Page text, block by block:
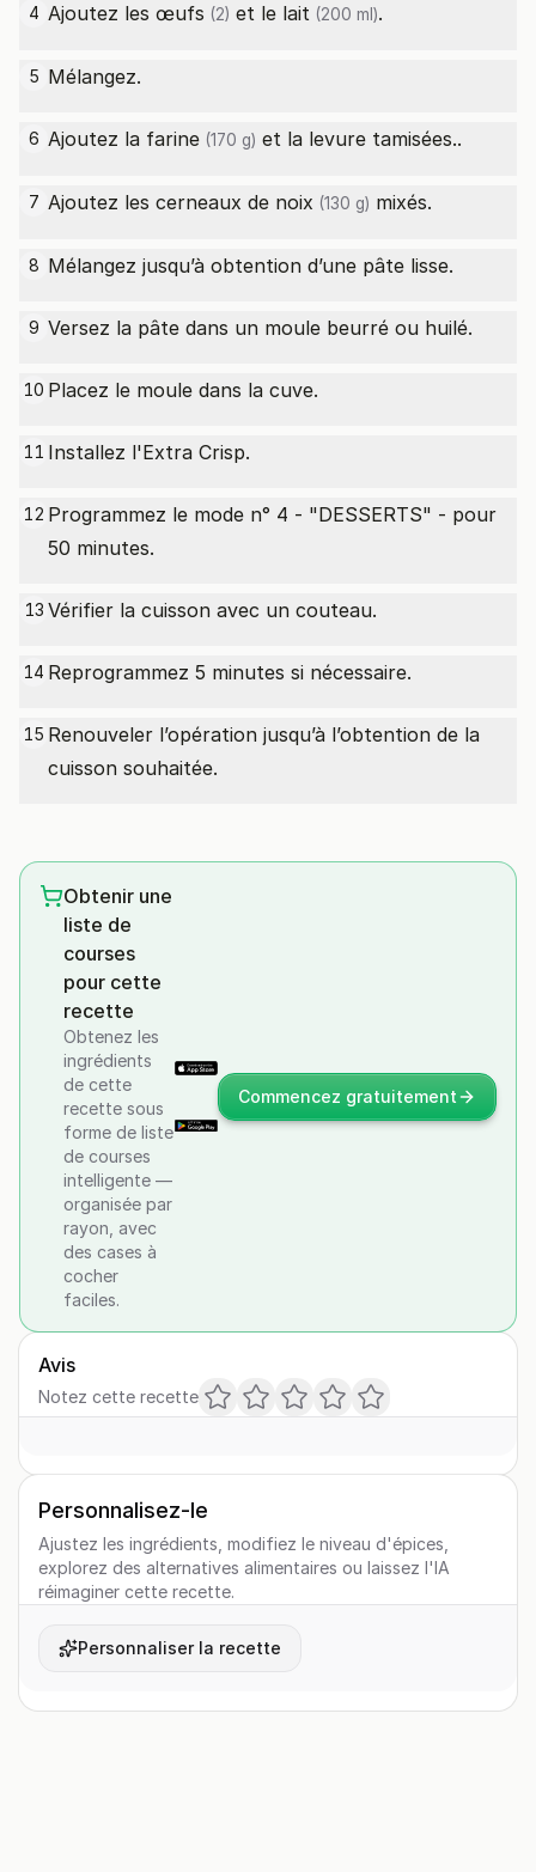
4 Ajoutez les œufs (2) et le lait (200 ml).
5 Mélangez.
6 Ajoutez la farine (170 g) et la levure tamisées..
7 Ajoutez les cerneaux de noix (130 g) mixés.
8 Mélangez jusqu’à obtention d’une pâte lisse.
9 Versez la pâte dans un moule beurré ou huilé.
10 Placez le moule dans la cuve.
11 Installez l'Extra Crisp.
12 Programmez le mode n° 4 - "DESSERTS" - pour
50 minutes.
13 Vérifier la cuisson avec un couteau.
14 Reprogrammez 5 minutes si nécessaire.
15 Renouveler l’opération jusqu’à l’obtention de la
cuisson souhaitée.
Obtenir une
liste de
courses
pour cette
recette
Obtenez les
ingrédients
de cette
recette sous
forme de liste
de courses
intelligente —
organisée par
rayon, avec
des cases à
cocher
faciles.
Commencez gratuitement
Avis
Notez cette recette
Personnalisez-le
Ajustez les ingrédients, modifiez le niveau d'épices,
explorez des alternatives alimentaires ou laissez l'IA
réimaginer cette recette.
Personnaliser la recette